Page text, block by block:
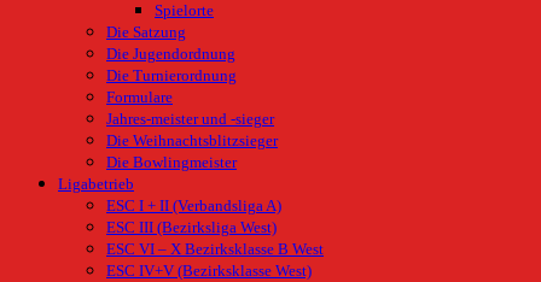
Spielorte
Die Satzung
Die Jugendordnung
Die Turnierordnung
Formulare
Jahres-meister und -sieger
Die Weihnachtsblitzsieger
Die Bowlingmeister
Ligabetrieb
ESC I + II (Verbandsliga A)
ESC III (Bezirksliga West)
ESC VI – X Bezirksklasse B West
ESC IV+V (Bezirksklasse West)